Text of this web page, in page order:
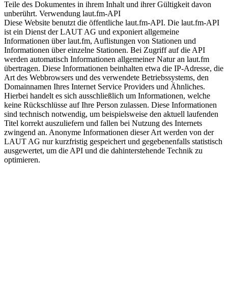
Teile des Dokumentes in ihrem Inhalt und ihrer Gültigkeit davon
unberührt. Verwendung laut.fm-API
Diese Website benutzt die öffentliche laut.fm-API. Die laut.fm-API
ist ein Dienst der LAUT AG und exponiert allgemeine
Informationen über laut.fm, Auflistungen von Stationen und
Informationen über einzelne Stationen. Bei Zugriff auf die API
werden automatisch Informationen allgemeiner Natur an laut.fm
übertragen. Diese Informationen beinhalten etwa die IP-Adresse, die
Art des Webbrowsers und des verwendete Betriebssystems, den
Domainnamen Ihres Internet Service Providers und Ähnliches.
Hierbei handelt es sich ausschließlich um Informationen, welche
keine Rückschlüsse auf Ihre Person zulassen. Diese Informationen
sind technisch notwendig, um beispielsweise den aktuell laufenden
Titel korrekt auszuliefern und fallen bei Nutzung des Internets
zwingend an. Anonyme Informationen dieser Art werden von der
LAUT AG nur kurzfristig gespeichert und gegebenenfalls statistisch
ausgewertet, um die API und die dahinterstehende Technik zu
optimieren.